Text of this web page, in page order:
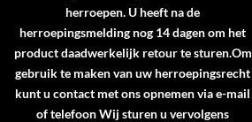
herroepen. U heeft na de
herroepingsmelding nog 14 dagen om het
product daadwerkelijk retour te sturen.Om
gebruik te maken van uw herroepingsrecht
kunt u contact met ons opnemen via e-mail
of telefoon Wij sturen u vervolgens